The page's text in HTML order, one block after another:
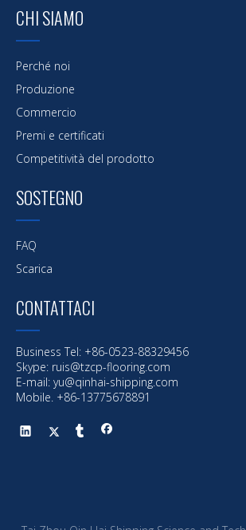
CHI SIAMO
Perché noi
Produzione
Commercio
Premi e certificati
Competitività del prodotto
SOSTEGNO
FAQ
Scarica
CONTATTACI
Business Tel: +86-0523-88329456
Skype: ruis@tzcp-flooring.com
E-mail: yu@qinhai-shipping.com
Mobile. +86-13775678891